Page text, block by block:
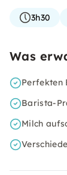
3h30
Was
Perfekten
Barista-
Milch